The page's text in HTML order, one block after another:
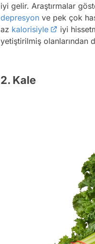
iyi gelir. Araştırmalar
depresyon ve pek çok
az kalorisiyle iyi
yetiştirilmiş olanlarından
2. Kale